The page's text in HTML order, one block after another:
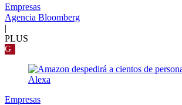
Empresas
Agencia Bloomberg
|
PLUS
G
Empresas